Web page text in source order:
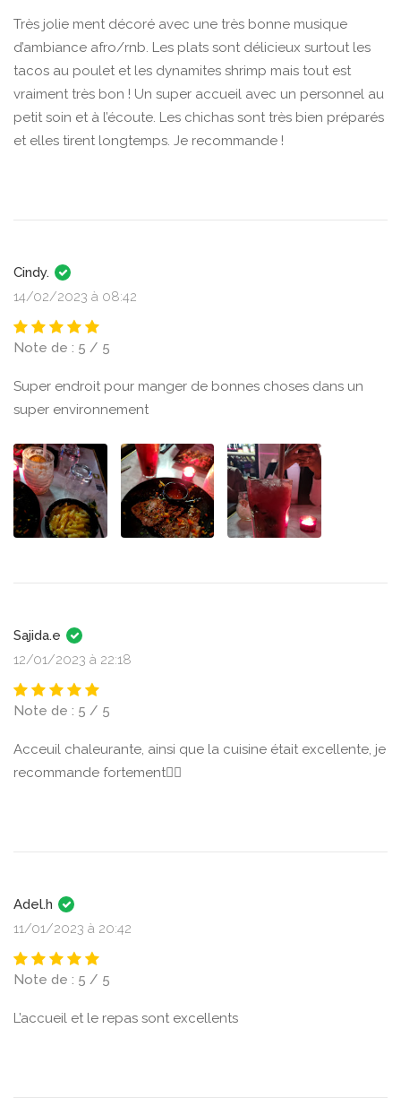
Très jolie ment décoré avec une très bonne musique
d’ambiance afro/rnb. Les plats sont délicieux surtout les
tacos au poulet et les dynamites shrimp mais tout est
vraiment très bon ! Un super accueil avec un personnel au
petit soin et à l’écoute. Les chichas sont très bien préparés
et elles tirent longtemps. Je recommande !
Cindy.
14/02/2023 à 08:42
Note de : 5 / 5
Super endroit pour manger de bonnes choses dans un
super environnement
Sajida.e
12/01/2023 à 22:18
Note de : 5 / 5
Acceuil chaleurante, ainsi que la cuisine était excellente, je
recommande fortement👌🏽
Adel.h
11/01/2023 à 20:42
Note de : 5 / 5
L’accueil et le repas sont excellents